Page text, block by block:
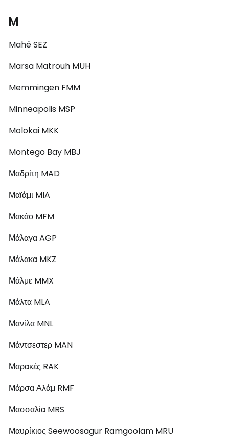
M
Mahé SEZ
Marsa Matrouh MUH
Memmingen FMM
Minneapolis MSP
Molokai MKK
Montego Bay MBJ
Μαδρίτη MAD
Μαϊάμι MIA
Μακάο MFM
Μάλαγα AGP
Μάλακα MKZ
Μάλμε MMX
Μάλτα MLA
Μανίλα MNL
Μάντσεστερ MAN
Μαρακές RAK
Μάρσα Αλάμ RMF
Μασσαλία MRS
Μαυρίκιος Seewoosagur Ramgoolam MRU